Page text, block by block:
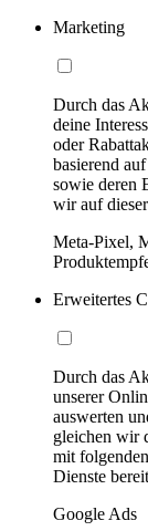
Marketing
Durch das
deine
oder
basierend
sowie deren
wir auf
Meta-Pixel,
Erweitertes
Durch das
unserer
auswerten
gleichen wir
mit
Dienste
Google Ads